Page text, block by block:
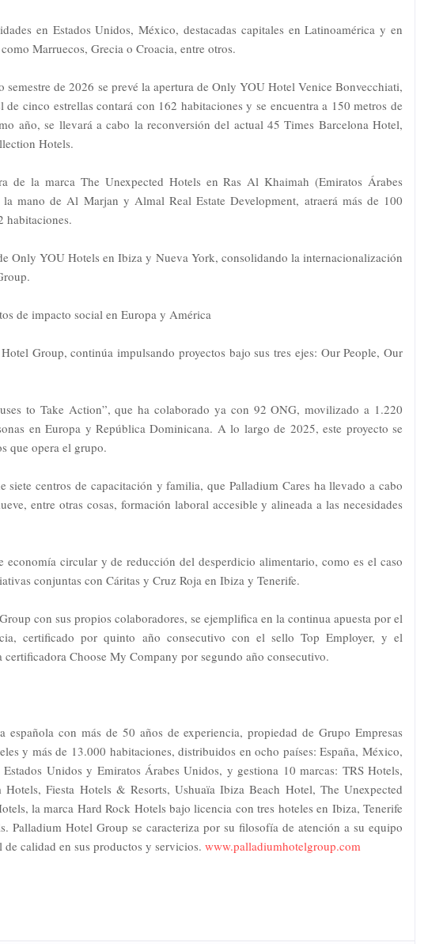
en Estados Unidos, México, destacadas capitales en Latinoamérica y en
Marruecos, Grecia o Croacia, entre otros.
de 2026 se prevé la apertura de Only YOU Hotel Venice Bonvecchiati,
cinco estrellas contará con 162 habitaciones y se encuentra a 150 metros de
año, se llevará a cabo la reconversión del actual 45 Times Barcelona Hotel,
Hotels.
de la marca The Unexpected Hotels en Ras Al Khaimah (Emiratos Árabes
mano de Al Marjan y Almal Real Estate Development, atraerá más de 100
habitaciones.
Only YOU Hotels en Ibiza y Nueva York, consolidando la internacionalización
de impacto social en Europa y América
Group, continúa impulsando proyectos bajo sus tres ejes: Our People, Our
to Take Action”, que ha colaborado ya con 92 ONG, movilizado a 1.220
en Europa y República Dominicana. A lo largo de 2025, este proyecto se
que opera el grupo.
siete centros de capacitación y familia, que Palladium Cares ha llevado a cabo
entre otras cosas, formación laboral accesible y alineada a las necesidades
economía circular y de reducción del desperdicio alimentario, como es el caso
conjuntas con Cáritas y Cruz Roja en Ibiza y Tenerife.
con sus propios colaboradores, se ejemplifica en la continua apuesta por el
certificado por quinto año consecutivo con el sello Top Employer, y el
Choose My Company por segundo año consecutivo.
española con más de 50 años de experiencia, propiedad de Grupo Empresas
y más de 13.000 habitaciones, distribuidos en ocho países: España, México,
Unidos y Emiratos Árabes Unidos, y gestiona 10 marcas: TRS Hotels,
Fiesta Hotels & Resorts, Ushuaïa Ibiza Beach Hotel, The Unexpected
la marca Hard Rock Hotels bajo licencia con tres hoteles en Ibiza, Tenerife
Palladium Hotel Group se caracteriza por su filosofía de atención a su equipo
calidad en sus productos y servicios. www.palladiumhotelgroup.com